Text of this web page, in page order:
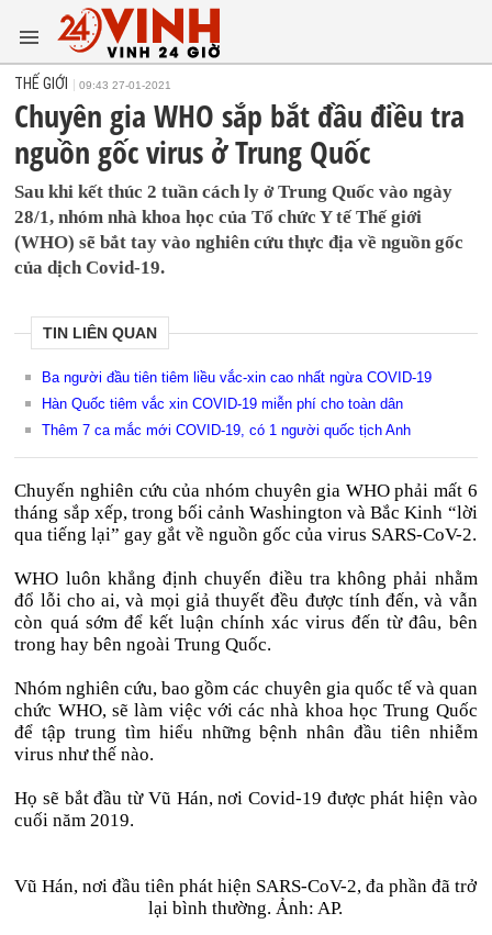
THẾ GIỚI 09:43 27-01-2021
Chuyên gia WHO sắp bắt đầu điều tra
nguồn gốc virus ở Trung Quốc
Sau khi kết thúc 2 tuần cách ly ở Trung Quốc vào ngày
28/1, nhóm nhà khoa học của Tổ chức Y tế Thế giới
(WHO) sẽ bắt tay vào nghiên cứu thực địa về nguồn gốc
của dịch Covid-19.
TIN LIÊN QUAN
Ba người đầu tiên tiêm liều vắc-xin cao nhất ngừa COVID-19
Hàn Quốc tiêm vắc xin COVID-19 miễn phí cho toàn dân
Thêm 7 ca mắc mới COVID-19, có 1 người quốc tịch Anh
Chuyến nghiên cứu của nhóm chuyên gia WHO phải mất 6
tháng sắp xếp, trong bối cảnh Washington và Bắc Kinh “lời
qua tiếng lại” gay gắt về nguồn gốc của virus SARS-CoV-2.
WHO luôn khẳng định chuyến điều tra không phải nhằm
đổ lỗi cho ai, và mọi giả thuyết đều được tính đến, và vẫn
còn quá sớm để kết luận chính xác virus đến từ đâu, bên
trong hay bên ngoài Trung Quốc.
Nhóm nghiên cứu, bao gồm các chuyên gia quốc tế và quan
chức WHO, sẽ làm việc với các nhà khoa học Trung Quốc
để tập trung tìm hiểu những bệnh nhân đầu tiên nhiễm
virus như thế nào.
Họ sẽ bắt đầu từ Vũ Hán, nơi Covid-19 được phát hiện vào
cuối năm 2019.
Vũ Hán, nơi đầu tiên phát hiện SARS-CoV-2, đa phần đã trở
lại bình thường. Ảnh: AP.